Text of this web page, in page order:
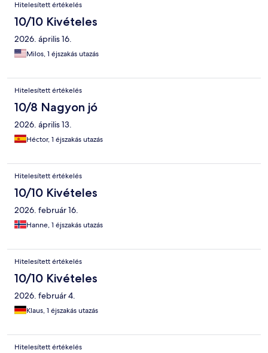
Hitelesített értékelés
10/10 Kivételes
2026. április 16.
Milos, 1 éjszakás utazás
Hitelesített értékelés
10/8 Nagyon jó
2026. április 13.
Héctor, 1 éjszakás utazás
Hitelesített értékelés
10/10 Kivételes
2026. február 16.
Hanne, 1 éjszakás utazás
Hitelesített értékelés
10/10 Kivételes
2026. február 4.
Klaus, 1 éjszakás utazás
Hitelesített értékelés